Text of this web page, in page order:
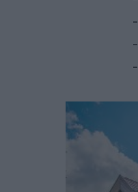
–
–
–